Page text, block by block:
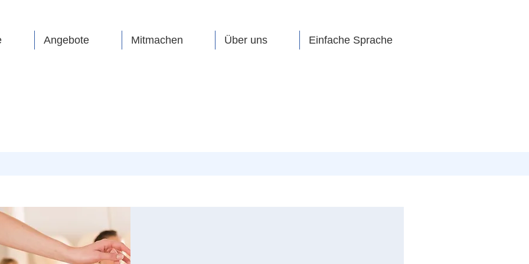
Angebote Mitmachen Über uns Einfache Sprache